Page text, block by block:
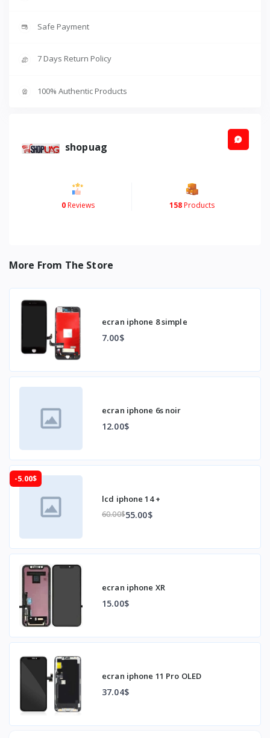
Safe Payment
7 Days Return Policy
100% Authentic Products
shopuag
0Reviews 158Products
More From The Store
ecran iphone 8 simple
7.00$
ecran iphone 6s noir
12.00$
-5.00$
lcd iphone 14 +
60.00$55.00$
ecran iphone XR
15.00$
ecran iphone 11 Pro OLED
37.04$